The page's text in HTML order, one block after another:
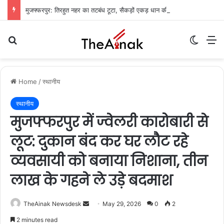
Home /स्थानीय
स्थानीय
मुजफ्फरपुर में ज्वेलरी कारोबारी से
लूट: दुकान बंद कर घर लौट रहे
व्यवसायी को बनाया निशाना, तीन
लाख के गहने ले उड़े बदमाश
TheAinak Newsdesk May 29, 2026 0 2
2 minutes read